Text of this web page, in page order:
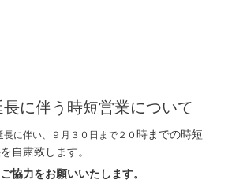
に伴う時短営業について
に伴い、９月３０日まで２０ 時までの時短
自粛致します。
協力をお願いいたします。